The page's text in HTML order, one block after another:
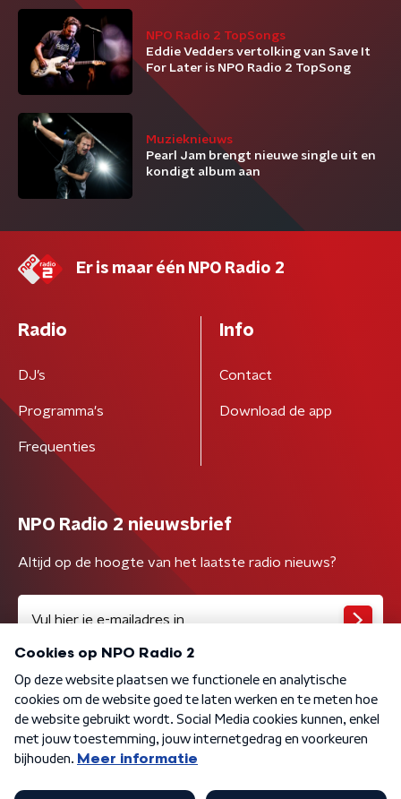
NPO Radio 2 TopSongs
Eddie Vedders vertolking van Save It
For Later is NPO Radio 2 TopSong
Muzieknieuws
Pearl Jam brengt nieuwe single uit en
kondigt album aan
Er is maar één NPO Radio 2
Radio
DJ’s
Programma's
Frequenties
Info
Contact
Download de app
NPO Radio 2 nieuwsbrief
Altijd op de hoogte van het laatste radio nieuws?
Algemene voorwaarden